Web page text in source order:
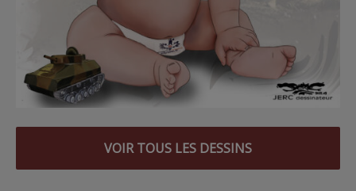
VOIR TOUS LES DESSINS